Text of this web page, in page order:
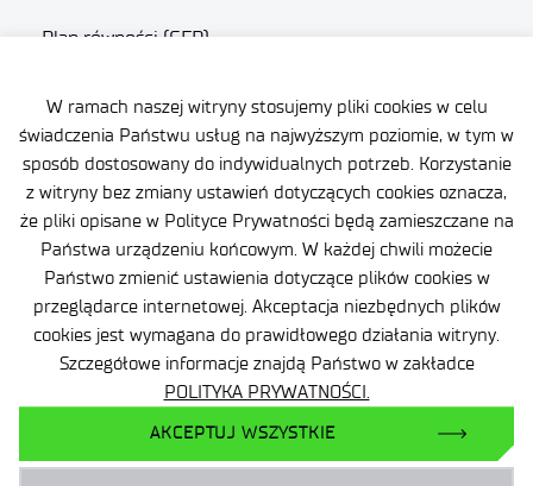
W ramach naszej witryny stosujemy pliki cookies w celu
świadczenia Państwu usług na najwyższym poziomie, w tym w
sposób dostosowany do indywidualnych potrzeb. Korzystanie
z witryny bez zmiany ustawień dotyczących cookies oznacza,
że pliki opisane w Polityce Prywatności będą zamieszczane na
Państwa urządzeniu końcowym. W każdej chwili możecie
Państwo zmienić ustawienia dotyczące plików cookies w
przeglądarce internetowej. Akceptacja niezbędnych plików
cookies jest wymagana do prawidłowego działania witryny.
Szczegółowe informacje znajdą Państwo w zakładce
POLITYKA PRYWATNOŚCI.
AKCEPTUJ WSZYSTKIE
Plan równości (GEP)
Zamówienia publiczne
Polityka Cookie